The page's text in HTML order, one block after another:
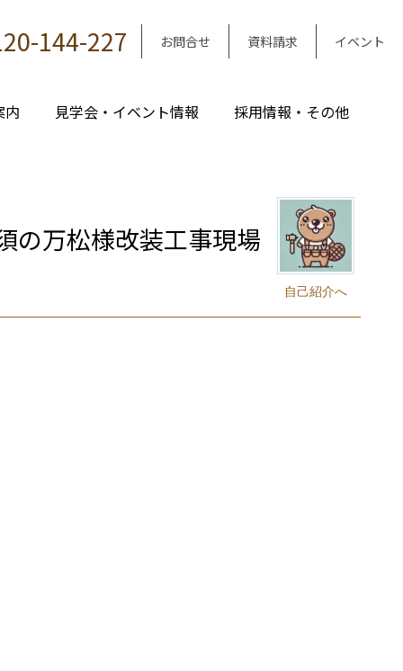
144-227 お問合せ 資料請求 イベント
内 見学会・イベント情報 採用情報・その他
自己紹介へ
の万松様改装工事現場